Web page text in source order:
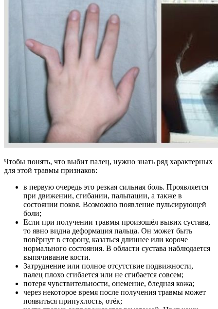
Чтобы понять, что выбит палец, нужно знать ряд характерных
для этой травмы признаков:
в первую очередь это резкая сильная боль. Проявляется
при движении, сгибании, пальпации, а также в
состоянии покоя. Возможно появление пульсирующей
боли;
Если при получении травмы произошёл вывих сустава,
то явно видна деформация пальца. Он может быть
повёрнут в сторону, казаться длиннее или короче
нормального состояния. В области сустава наблюдается
выпячивание кости.
Затруднение или полное отсутствие подвижности,
палец плохо сгибается или не сгибается совсем;
потеря чувствительности, онемение, бледная кожа;
через некоторое время после получения травмы может
появиться припухлость, отёк;